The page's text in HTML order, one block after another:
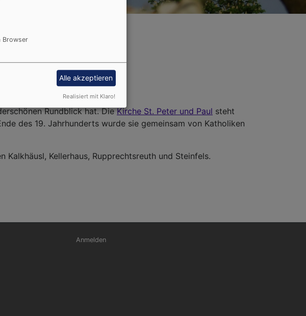
Rundblick hat. DieKirche St. Peter und Paul steht
des 19. Jahrhunderts wurde sie gemeinsam von Katholiken
Kellerhaus, Rupprechtsreuth und Steinfels.
Benutzermenü
Anmelden
Browser
Alle akzeptieren
Realisiert mit Klaro!